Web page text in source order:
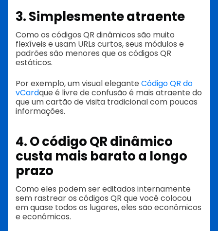
3. Simplesmente atraente
Como os códigos QR dinâmicos são muito
flexíveis e usam URLs curtos, seus módulos e
padrões são menores que os códigos QR
estáticos.
Por exemplo, um visual elegante Código QR do
vCardque é livre de confusão é mais atraente do
que um cartão de visita tradicional com poucas
informações.
4. O código QR dinâmico
custa mais barato a longo
prazo
Como eles podem ser editados internamente
sem rastrear os códigos QR que você colocou
em quase todos os lugares, eles são econômicos
e econômicos.